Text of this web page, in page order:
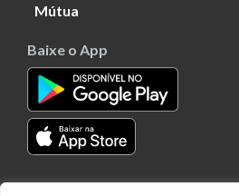
Mútua
Baixe o App
Transparência